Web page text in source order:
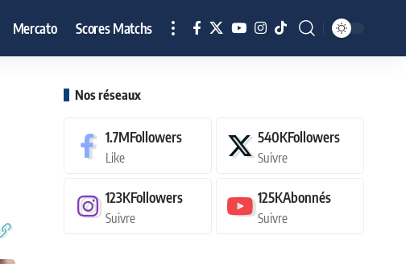
Mercato Scores Matchs
Nos réseaux
1.7MFollowers
Like
540KFollowers
Suivre
123KFollowers
Suivre
125KAbonnés
Suivre